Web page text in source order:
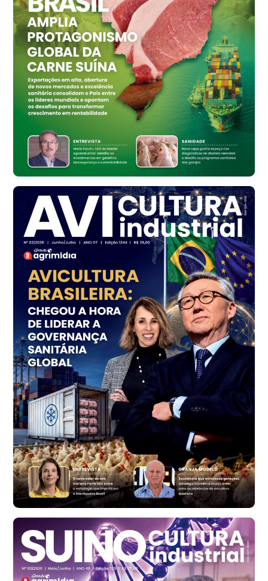
Ovo Vermelho - Regional
Vermelho
R$ 159,31
cx
Ovo Branco - Regional
Bastos (SP)
R$ 134,42
cx
Ovo Vermelho - Regional
Bastos (SP)
R$ 148,56
Frango - Indicador
R$ 7,16
kg
Frango - Indicador
SP
R$ 7,18
kg
Trigo Atacado - Regional
PR
R$ 1.414,46
t
Trigo Atacado - Regional
RS
R$ 1.314,61
t
Ovo Vermelho - Regional
Vermelho
R$ 171,61
cx
Ovo Branco - Regional
Santa Maria do Jetibá (ES)
R$ 140,74
cx
Ovo Branco - Regional